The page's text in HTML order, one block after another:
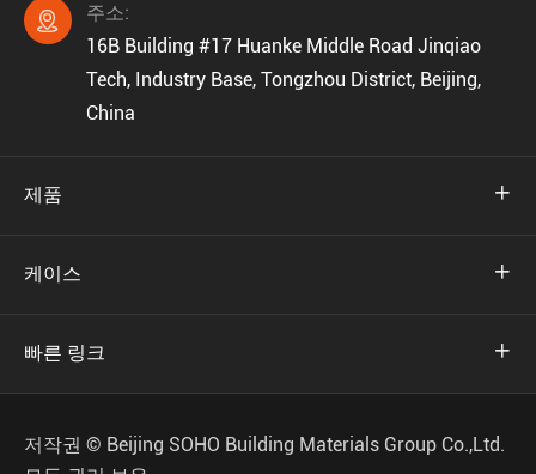

주소:
16B Building #17 Huanke Middle Road Jinqiao
Tech, Industry Base, Tongzhou District, Beijing,
China
제품 
케이스 
빠른 링크 
저작권 © Beijing SOHO Building Materials Group Co.,Ltd.